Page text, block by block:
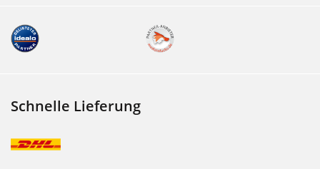
Schnelle Lieferung